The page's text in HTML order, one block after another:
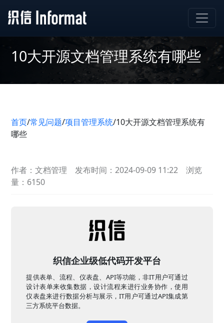
10大开源文档管理系统有哪些
首页/常见问题/项目管理系统/10大开源文档管理系统有
哪些
作者：文档管理 发布时间：2024-09-09 11:22
浏览
量：6150
织信企业级低代码开发平台
提供表单、流程、仪表盘、API等功能，非IT用户可通过
设计表单来收集数据，设计流程来进行业务协作，使用
仪表盘来进行数据分析与展示，IT用户可通过API集成第
三方系统平台数据。